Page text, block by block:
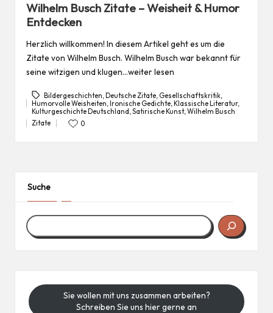
Wilhelm Busch Zitate – Weisheit & Humor
Entdecken
Herzlich willkommen! In diesem Artikel geht es um die
Zitate von Wilhelm Busch. Wilhelm Busch war bekannt für
seine witzigen und klugen…weiter lesen
Tags:
Bildergeschichten Deutsche Zitate, Gesellschaftskritik,
Humorvolle Weisheiten Ironische Gedichte, Klassische Literatur,
Kulturgeschichte Deutschland Satirische Kunst, Wilhelm Busch
Posted
Zitate 0
Suche
Sie wollen mit uns zusammen arbeiten?
Schreiben Sie uns hier gerne an